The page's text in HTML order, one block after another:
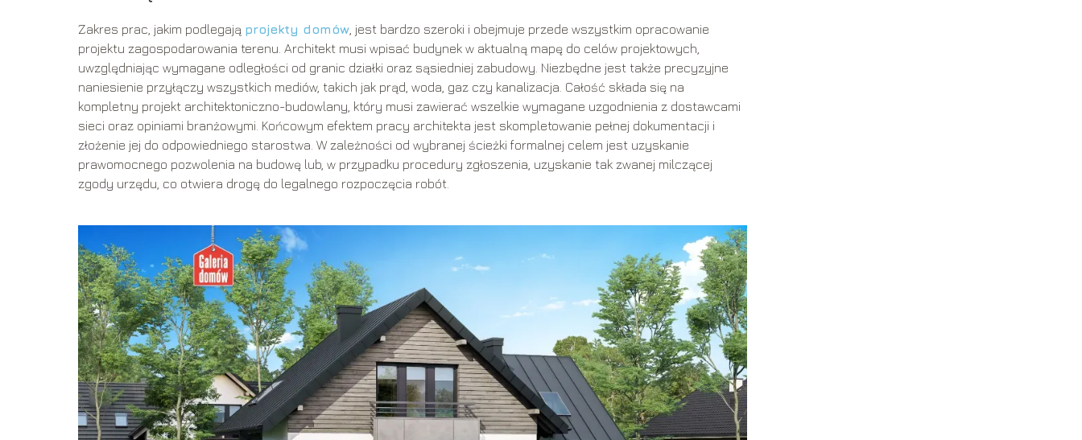
Zakres prac, jakim podlegają projekty domów , jest bardzo szeroki i obejmuje przede wszystkim opracowanie
projektu zagospodarowania terenu. Architekt musi wpisać budynek w aktualną mapę do celów projektowych,
uwzględniając wymagane odległości od granic działki oraz sąsiedniej zabudowy. Niezbędne jest także precyzyjne
naniesienie przyłączy wszystkich mediów, takich jak prąd, woda, gaz czy kanalizacja. Całość składa się na
kompletny projekt architektoniczno-budowlany, który musi zawierać wszelkie wymagane uzgodnienia z dostawcami
sieci oraz opiniami branżowymi. Końcowym efektem pracy architekta jest skompletowanie pełnej dokumentacji i
złożenie jej do odpowiedniego starostwa. W zależności od wybranej ścieżki formalnej celem jest uzyskanie
prawomocnego pozwolenia na budowę lub, w przypadku procedury zgłoszenia, uzyskanie tak zwanej milczącej
zgody urzędu, co otwiera drogę do legalnego rozpoczęcia robót.